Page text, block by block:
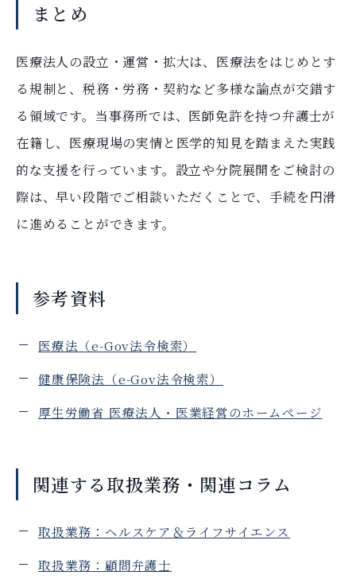
まとめ
医療法人の設立・運営・拡大は、医療法をはじめとす
る規制と、税務・労務・契約など多様な論点が交錯す
る領域です。当事務所では、医師免許を持つ弁護士が
在籍し、医療現場の実情と医学的知見を踏まえた実践
的な支援を行っています。設立や分院展開をご検討の
際は、早い段階でご相談いただくことで、手続を円滑
に進めることができます。
参考資料
医療法（e-Gov法令検索）
健康保険法（e-Gov法令検索）
厚生労働省 医療法人・医業経営のホームページ
関連する取扱業務・関連コラム
取扱業務：ヘルスケア＆ライフサイエンス
取扱業務：顧問弁護士